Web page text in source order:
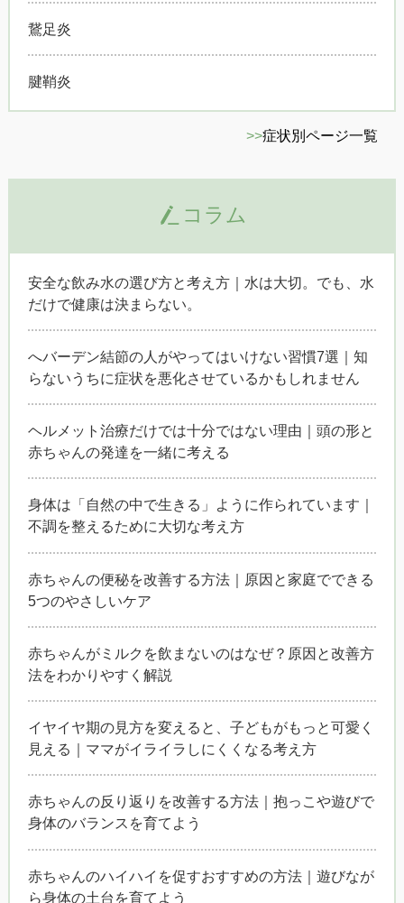
鵞足炎
腱鞘炎
>>症状別ページ一覧
コラム
安全な飲み水の選び方と考え方｜水は大切。でも、水
だけで健康は決まらない。
へバーデン結節の人がやってはいけない習慣7選｜知
らないうちに症状を悪化させているかもしれません
ヘルメット治療だけでは十分ではない理由｜頭の形と
赤ちゃんの発達を一緒に考える
身体は「自然の中で生きる」ように作られています｜
不調を整えるために大切な考え方
赤ちゃんの便秘を改善する方法｜原因と家庭でできる
5つのやさしいケア
赤ちゃんがミルクを飲まないのはなぜ？原因と改善方
法をわかりやすく解説
イヤイヤ期の見方を変えると、子どもがもっと可愛く
見える｜ママがイライラしにくくなる考え方
赤ちゃんの反り返りを改善する方法｜抱っこや遊びで
身体のバランスを育てよう
赤ちゃんのハイハイを促すおすすめの方法｜遊びなが
ら身体の土台を育てよう